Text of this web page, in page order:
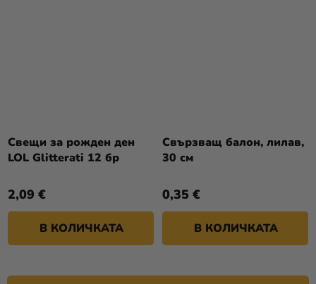
Свещи за рожден ден
LOL Glitterati 12 бр
2,09 €
В КОЛИЧКАТА
Свързващ балон, лилав,
30 см
0,35 €
В КОЛИЧКАТА